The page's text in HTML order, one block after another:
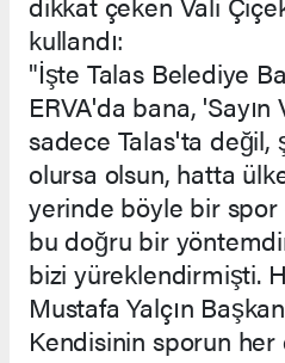
kullandı:
"İşte Talas Belediye
ERVA'da bana,
sadece Talas'ta değil,
olursa olsun, hatta
yerinde böyle bir spor
bu doğru bir
bizi yüreklendirmişti.
Mustafa Yalçın
Kendisinin sporun